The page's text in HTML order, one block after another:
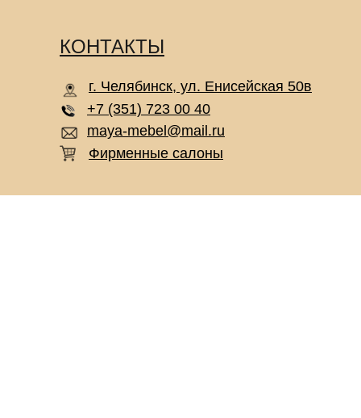
КОНТАКТЫ
Фирменные салоны
г. Челябинск, ул. Енисейская 50в
+7 (351) 723 00 40
maya-mebel@mail.ru